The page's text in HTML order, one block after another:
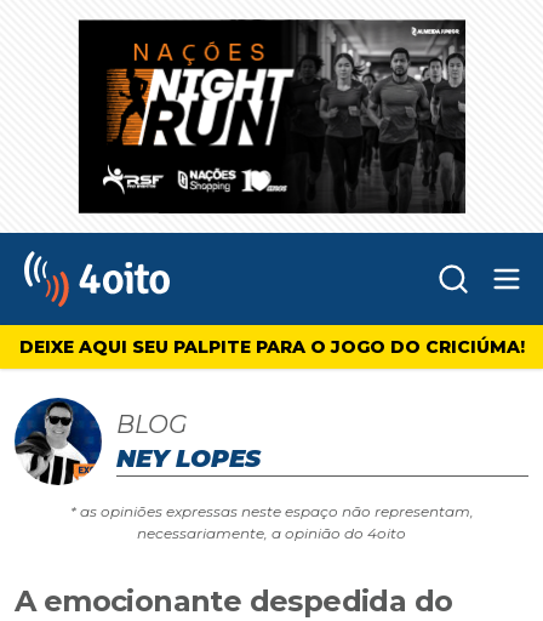
4oito
DEIXE AQUI SEU PALPITE PARA O JOGO DO CRICIÚMA!
BLOG
NEY LOPES
* as opiniões expressas neste espaço não representam,
necessariamente, a opinião do 4oito
A emocionante despedida do